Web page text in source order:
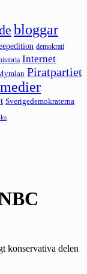
bloggar
demokrati
Internet
Piratpartiet
Sverigedemokraterna
konservativa delen